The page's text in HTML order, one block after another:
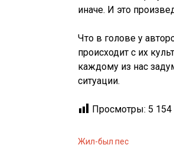
иначе. И это
Что в голове у
происходит с их
каждому из нас
ситуации.
Просмотры: 5 154
Жил-был пес